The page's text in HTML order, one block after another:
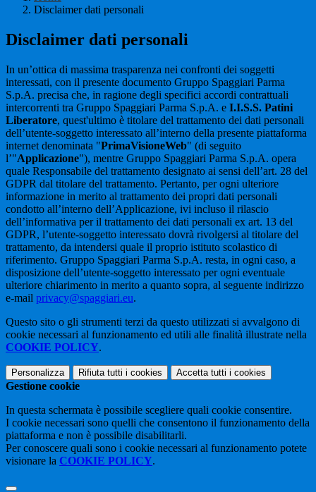
Disclaimer dati personali
Disclaimer dati personali
In un’ottica di massima trasparenza nei confronti dei soggetti
interessati, con il presente documento Gruppo Spaggiari Parma
S.p.A. precisa che, in ragione degli specifici accordi contrattuali
intercorrenti tra Gruppo Spaggiari Parma S.p.A. e I.I.S.S. Patini
Liberatore, quest'ultimo è titolare del trattamento dei dati personali
dell’utente-soggetto interessato all’interno della presente piattaforma
internet denominata "PrimaVisioneWeb" (di seguito
l’"Applicazione"), mentre Gruppo Spaggiari Parma S.p.A. opera
quale Responsabile del trattamento designato ai sensi dell’art. 28 del
GDPR dal titolare del trattamento. Pertanto, per ogni ulteriore
informazione in merito al trattamento dei propri dati personali
condotto all’interno dell’Applicazione, ivi incluso il rilascio
dell’informativa per il trattamento dei dati personali ex art. 13 del
GDPR, l’utente-soggetto interessato dovrà rivolgersi al titolare del
trattamento, da intendersi quale il proprio istituto scolastico di
riferimento. Gruppo Spaggiari Parma S.p.A. resta, in ogni caso, a
disposizione dell’utente-soggetto interessato per ogni eventuale
ulteriore chiarimento in merito a quanto sopra, al seguente indirizzo
e-mail privacy@spaggiari.eu.
Questo sito o gli strumenti terzi da questo utilizzati si avvalgono di
cookie necessari al funzionamento ed utili alle finalità illustrate nella
COOKIE POLICY.
Personalizza Rifiuta tutti i cookies Accetta tutti i cookies
Gestione cookie
In questa schermata è possibile scegliere quali cookie consentire.
I cookie necessari sono quelli che consentono il funzionamento della
piattaforma e non è possibile disabilitarli.
Per conoscere quali sono i cookie necessari al funzionamento potete
visionare la COOKIE POLICY.